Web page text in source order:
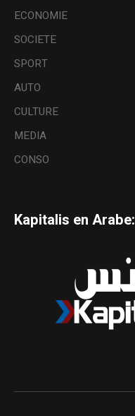
ECONOMIE
SOCIETE
SPORT
AUTO
CULTURE
MEDIA
CONSO
Kapitalis en Arabe: